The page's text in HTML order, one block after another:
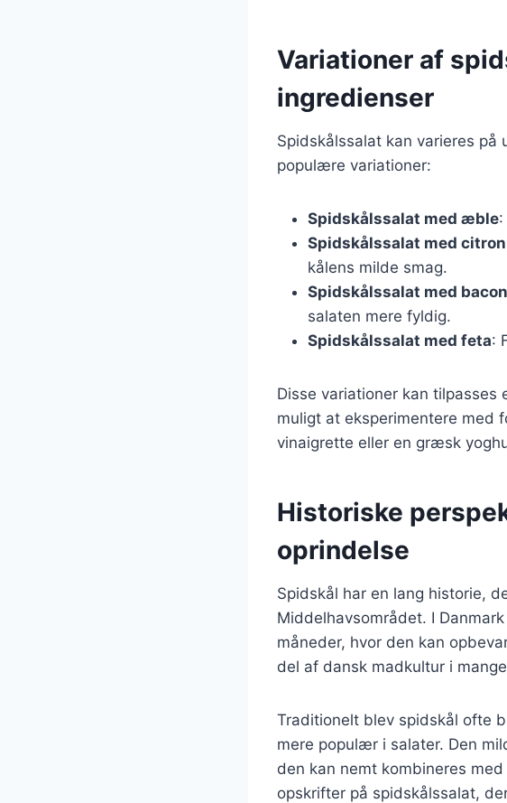
Variationer af
ingredienser
Spidskålssalat kan varieres på
populære variationer:
Spidskålssalat med æble
Spidskålssalat med citron
kålens milde smag.
Spidskålssalat med bacon
salaten mere fyldig.
Spidskålssalat med feta:
Disse variationer kan
muligt at eksperimentere med
vinaigrette eller en græsk
Historiske
oprindelse
Spidskål har en lang historie,
Middelhavsområdet. I
måneder, hvor den kan
del af dansk madkultur i
Traditionelt blev spidskål ofte
mere populær i salater. Den
den kan nemt kombineres
opskrifter på spidskålssalat,